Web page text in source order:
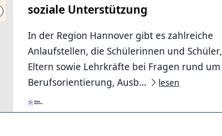
Region Hannover, Annina Schmidt
soziale Unterstützung
In der Region Hannover gibt es zahlreiche
Anlaufstellen, die Schülerinnen und Schüler,
Eltern sowie Lehrkräfte bei Fragen rund um
Berufsorientierung, Ausb...
lesen